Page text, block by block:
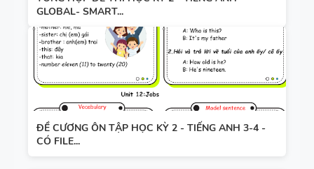
GLOBAL- SMART...
ĐỀ CƯƠNG ÔN TẬP HỌC KỲ 2 - TIẾNG ANH 3-4 -
CÓ FILE...